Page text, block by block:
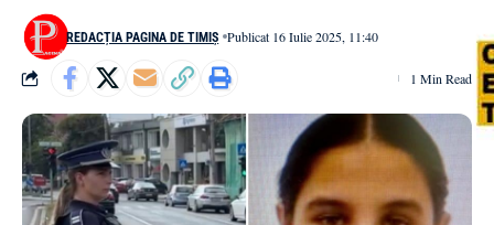
REDACȚIA PAGINA DE TIMIȘ Publicat 16 Iulie 2025, 11:40
1 Min Read